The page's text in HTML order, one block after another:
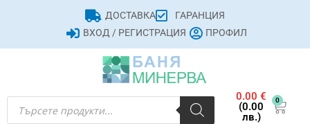
ДОСТАВКА
ГАРАНЦИЯ
ВХОД / РЕГИСТРАЦИЯ
ПРОФИЛ
0.00€
(0.00
лв.)
0